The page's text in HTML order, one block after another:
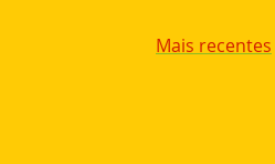
Mais recentes